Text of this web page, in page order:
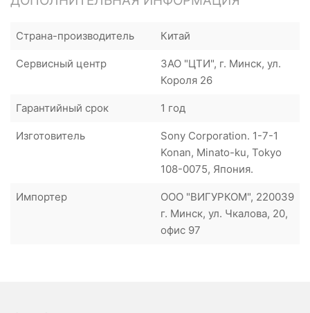
Страна-производитель Китай
Сервисный центр
ЗАО "ЦТИ", г. Минск, ул.
Короля 26
Гарантийный срок 1 год
Изготовитель
Sony Corporation. 1-7-1
Konan, Minato-ku, Tokyo
108-0075, Япония.
Импортер
ООО "ВИГУРКОМ", 220039
г. Минск, ул. Чкалова, 20,
офис 97